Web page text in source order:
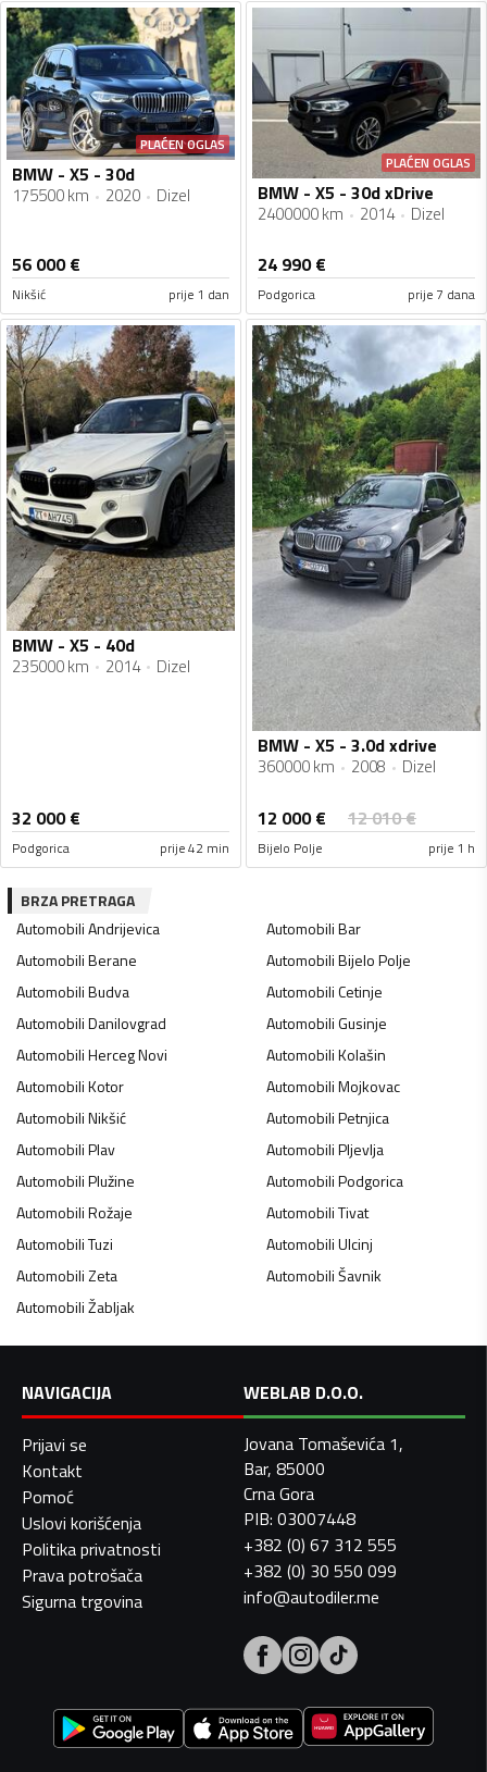
PLAĆEN OGLAS
BMW - X5 - 30d
175500 km 2020 Dizel
56 000€
Nikšić prije 1 dan
PLAĆEN OGLAS
BMW - X5 - 30d xDrive
2400000 km 2014 Dizel
24 990€
Podgorica prije 7 dana
BMW - X5 - 40d
235000 km 2014 Dizel
32 000€
Podgorica prije 42 min
BMW - X5 - 3.0d xdrive
360000 km 2008 Dizel
12 000€ 12 010€
Bijelo Polje prije 1 h
BRZA PRETRAGA
AutomobiliAndrijevica AutomobiliBar
AutomobiliBerane AutomobiliBijelo Polje
AutomobiliBudva AutomobiliCetinje
AutomobiliDanilovgrad AutomobiliGusinje
AutomobiliHerceg Novi AutomobiliKolašin
AutomobiliKotor AutomobiliMojkovac
AutomobiliNikšić AutomobiliPetnjica
AutomobiliPlav AutomobiliPljevlja
AutomobiliPlužine AutomobiliPodgorica
AutomobiliRožaje AutomobiliTivat
AutomobiliTuzi AutomobiliUlcinj
AutomobiliZeta AutomobiliŠavnik
AutomobiliŽabljak
NAVIGACIJA
Prijavi se
Kontakt
Pomoć
Uslovi korišćenja
Politika privatnosti
Prava potrošača
Sigurna trgovina
WEBLAB D.O.O.
Jovana Tomaševića 1,
Bar, 85000
Crna Gora
PIB: 03007448
+382 (0) 67 312 555
+382 (0) 30 550 099
info@autodiler.me